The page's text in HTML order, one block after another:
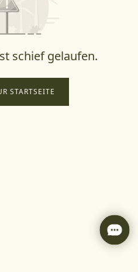
schief gelaufen.
STARTSEITE